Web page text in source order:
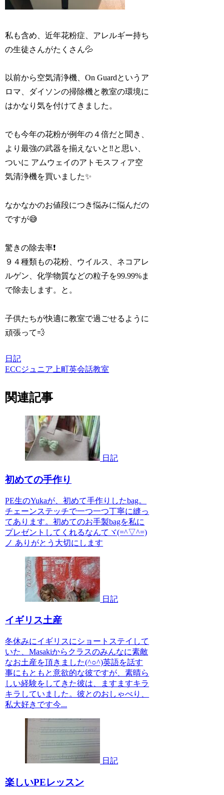
私も含め、近年花粉症、アレルギー持ち
の生徒さんがたくさん💦
以前から空気清浄機、On Guardというア
ロマ、ダイソンの掃除機と教室の環境に
はかなり気を付けてきました。
でも今年の花粉が例年の４倍だと聞き、
より最強の武器を揃えないと‼️と思い、
ついに アムウェイのアトモスフィア空
気清浄機を買いました✨
なかなかのお値段につき悩みに悩んだの
ですが😅
驚きの除去率❗️
９４種類もの花粉、ウイルス、ネコアレ
ルゲン、化学物質などの粒子を99.99%ま
で除去します。と。
子供たちが快適に教室で過ごせるように
頑張って💨
日記
ECCジュニア上町英会話教室
関連記事
日記
初めての手作り
PE生のYukaが、初めて手作りしたbag。
チェーンステッチで一つ一つ丁寧に縫っ
てあります。初めてのお手製bagを私に
プレゼントしてくれるなんてヾ(=^▽^=)
ノ ありがとう大切にします
日記
イギリス土産
冬休みにイギリスにショートステイして
いた、Masakiからクラスのみんなに素敵
なお土産を頂きました(^○^)英語を話す
事にもともと意欲的な彼ですが、素晴ら
しい経験をしてきた彼は、ますますキラ
キラしていました。彼とのおしゃべり、
私大好きです今...
日記
楽しいPEレッスン